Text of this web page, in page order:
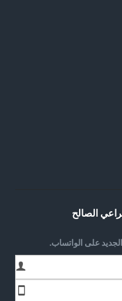
الصالح
على الواتساب.